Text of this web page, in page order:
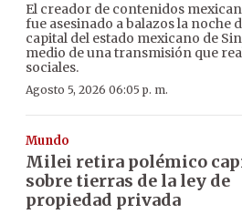
El creador de contenidos
fue asesinado a balazos la noche
capital del estado mexicano de
medio de una transmisión que
sociales.
Agosto 5, 2026 06:05 p. m.
Mundo
Milei retira polémico
sobre tierras de la ley de
propiedad privada